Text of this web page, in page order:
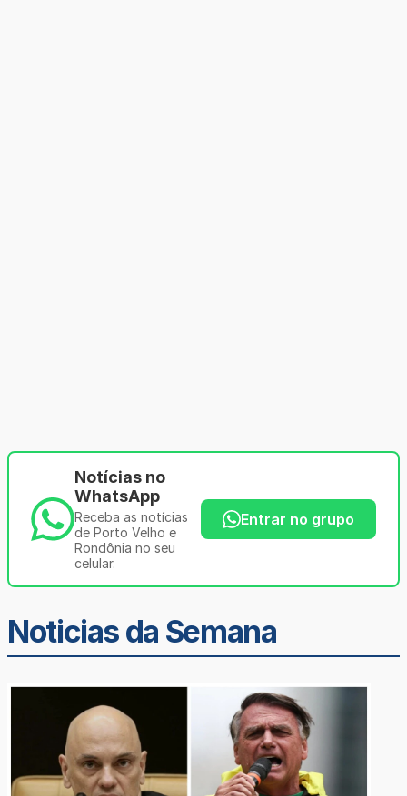
Notícias no
WhatsApp
Receba as notícias
de Porto Velho e
Rondônia no seu
celular.
Entrar no grupo
Noticias da Semana